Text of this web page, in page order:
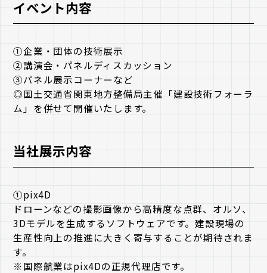
イベント内容
①企業・団体の技術展示
②講演会・パネルディスカッション
③パネル展示コーナーなど
◎国土交通省関東地方整備局主催「建設技術フォーラ
ム」を併せて開催いたします。
当社展示内容
①pix4D
ドローンなどの撮影画像から高精度な点群、オルソ、
3Dモデルを生成するソフトウェアです。建設現場の
生産性向上の推進に大きく寄与することが期待されま
す。
※国際航業はpix4Dの正規代理店です。